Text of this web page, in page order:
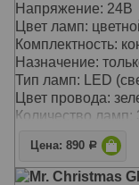
Напряжение: 24В
Цвет ламп:
Комплектность:
Назначение:
Тип ламп: LED
Цвет провода:
Количество ламп:
Цена: 890 Р
Mr. Christmas